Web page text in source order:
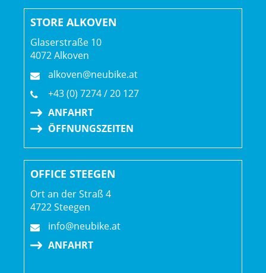
STORE ALKOVEN
Glaserstraße 10
4072 Alkoven
alkoven@neubike.at
+43 (0) 7274 / 20 127
ANFAHRT
ÖFFNUNGSZEITEN
OFFICE STEEGEN
Ort an der Straß 4
4722 Steegen
info@neubike.at
ANFAHRT